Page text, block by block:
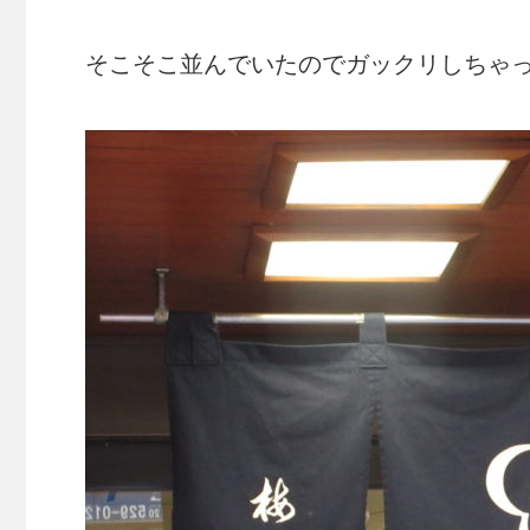
そこそこ並んでいたのでガックリしちゃ